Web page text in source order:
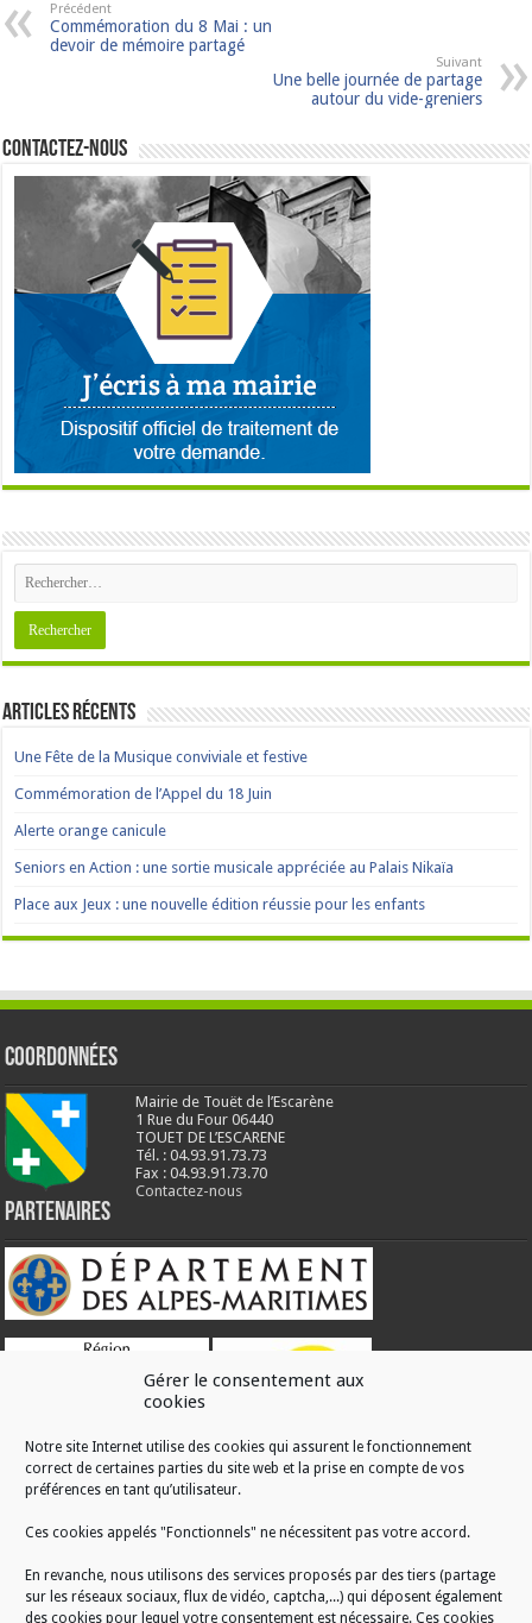
Gérer le consentement aux
cookies
Notre site Internet utilise des cookies qui assurent le fonctionnement
correct de certaines parties du site web et la prise en compte de vos
préférences en tant qu’utilisateur.
Ces cookies appelés "Fonctionnels" ne nécessitent pas votre accord.
En revanche, nous utilisons des services proposés par des tiers (partage
sur les réseaux sociaux, flux de vidéo, captcha,...) qui déposent également
des cookies pour lequel votre consentement est nécessaire. Ces cookies
Précédent
Commémoration du 8 Mai : un
devoir de mémoire partagé
Suivant
Une belle journée de partage
autour du vide-greniers
Contactez-nous
Articles récents
Une Fête de la Musique conviviale et festive
Commémoration de l’Appel du 18 Juin
Alerte orange canicule
Seniors en Action : une sortie musicale appréciée au Palais Nikaïa
Place aux Jeux : une nouvelle édition réussie pour les enfants
Coordonnées
Mairie de Touët de l’Escarène
1 Rue du Four 06440
TOUET DE L’ESCARENE
Tél. : 04.93.91.73.73
Fax : 04.93.91.73.70
Contactez-nous
Partenaires
RÉALISATION